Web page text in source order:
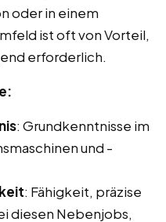
oder in einem
ist oft von Vorteil,
erforderlich.
: Grundkenntnisse im
und -
: Fähigkeit, präzise
diesen Nebenjobs,